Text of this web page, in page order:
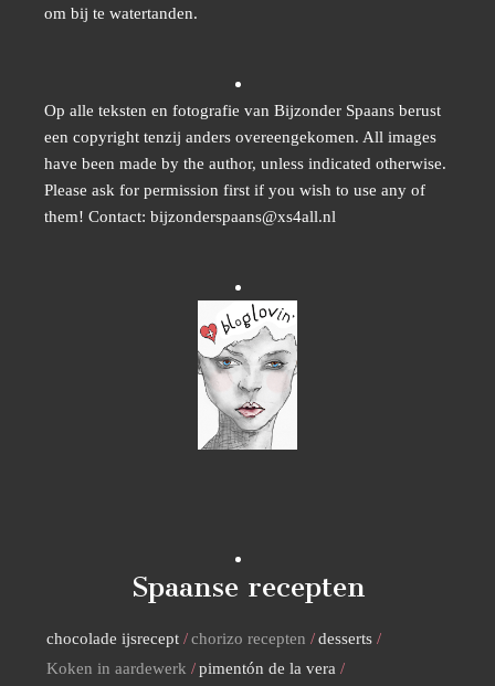
om bij te watertanden.
Op alle teksten en fotografie van Bijzonder Spaans berust
een copyright tenzij anders overeengekomen. All images
have been made by the author, unless indicated otherwise.
Please ask for permission first if you wish to use any of
them! Contact: bijzonderspaans@xs4all.nl
Spaanse recepten
chocolade ijsrecept chorizo recepten
desserts
Koken in aardewerk
pimentón de la vera